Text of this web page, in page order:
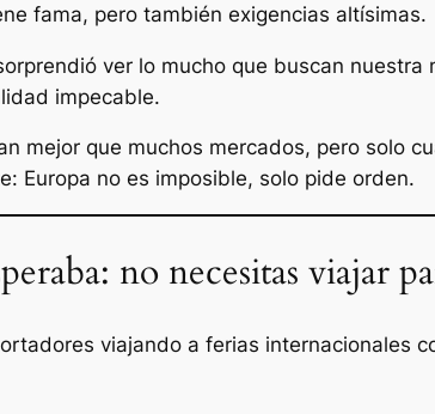
fama, pero también exigencias altísimas.
ver lo mucho que buscan
impecable.
mejor que muchos mercados, pero solo
Europa no es imposible, solo pide orden.
no necesitas viajar
viajando a ferias internacionales